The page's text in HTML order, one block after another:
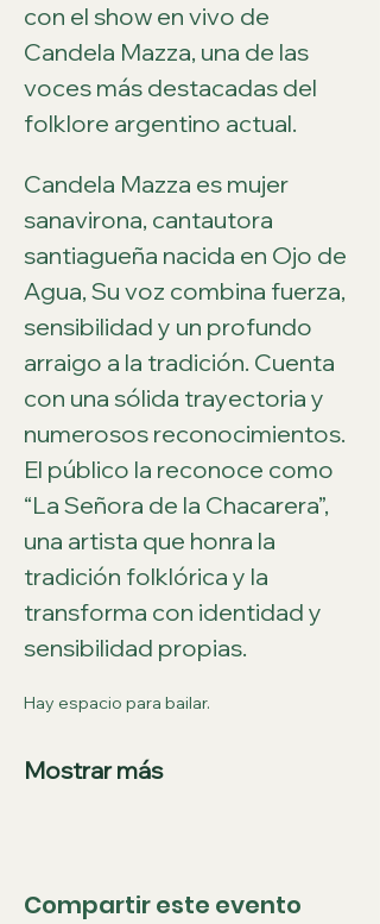
con el show en vivo de
Candela Mazza, una de las
voces más destacadas del
folklore argentino actual.
Candela Mazza es mujer
sanavirona, cantautora
santiagueña nacida en Ojo de
Agua, Su voz combina fuerza,
sensibilidad y un profundo
arraigo a la tradición. Cuenta
con una sólida trayectoria y
numerosos reconocimientos.
El público la reconoce como
“La Señora de la Chacarera”,
una artista que honra la
tradición folklórica y la
transforma con identidad y
sensibilidad propias.
Hay espacio para bailar.
Mostrar más
Compartir este evento